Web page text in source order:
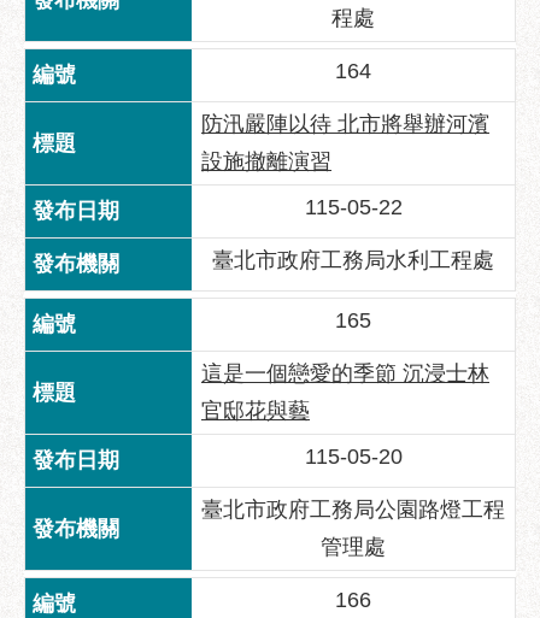
民
服
務
路
掘
資
訊
聯
合
發
包
心
獎
勵
補
助
專
程處
164
防汛嚴陣以待 北市將舉辦河濱
設施撤離演習
115-05-22
臺北市政府工務局水利工程處
165
這是一個戀愛的季節 沉浸士林
官邸花與藝
115-05-20
臺北市政府工務局公園路燈工程
管理處
166